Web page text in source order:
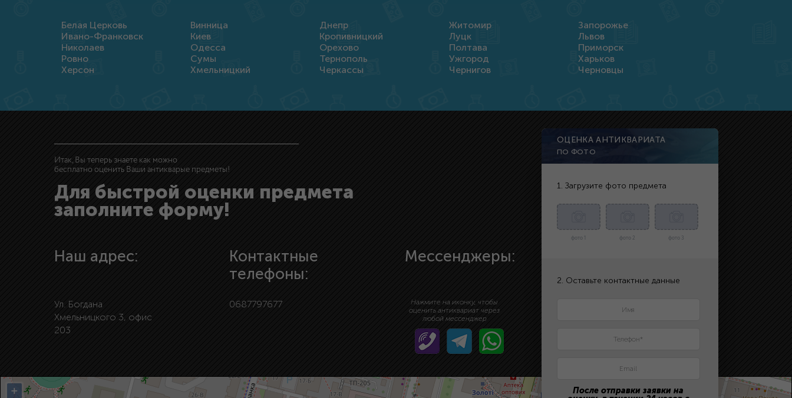
Белая Церковь Винница Днепр Житомир
Запорожье
Ивано-Франковск
Киев Кропивницкий Луцк
Львов
Николаев
Одесса Орехово Полтава
Приморск
Ровно
Сумы Тернополь Ужгород
Харьков
Херсон
Хмельницкий Черкассы Чернигов Черновцы
Итак, Вы теперь знаете как можно
бесплатно оценить Ваши антикварые предметы!
Для быстрой оценки предмета
заполните форму!
Наш адрес:
Ул. Богдана
Хмельницкого 3, офис
203
Контактные
телефоны:
0687797677
Мессенджеры:
Нажмите на иконку, чтобы
оценить антиквариат через
любой мессенджер
ОЦЕНКА АНТИКВАРИАТА
ПО ФОТО
1. Загрузите фото предмета
фото 1 фото 2 фото 3
2. Оставьте контактные данные
После отправки заявки на
+